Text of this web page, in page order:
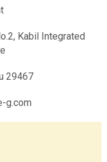
Kabil Integrated
29467
g.com